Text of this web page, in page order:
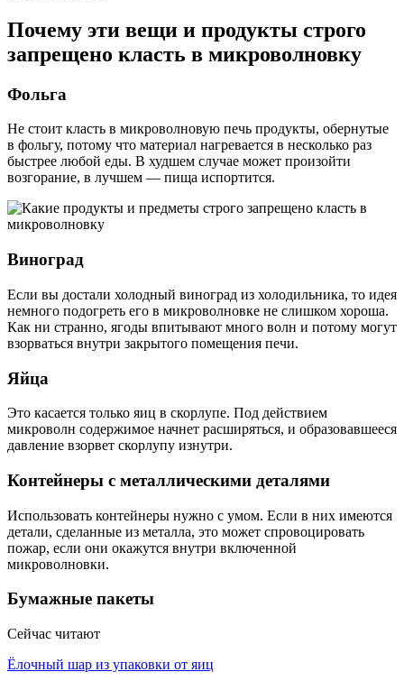
Почему эти вещи и продукты строго
запрещено класть в микроволновку
Фольга
Не стоит класть в микроволновую печь продукты, обернутые
в фольгу, потому что материал нагревается в несколько раз
быстрее любой еды. В худшем случае может произойти
возгорание, в лучшем — пища испортится.
Виноград
Если вы достали холодный виноград из холодильника, то идея
немного подогреть его в микроволновке не слишком хороша.
Как ни странно, ягоды впитывают много волн и потому могут
взорваться внутри закрытого помещения печи.
Яйца
Это касается только яиц в скорлупе. Под действием
микроволн содержимое начнет расширяться, и образовавшееся
давление взорвет скорлупу изнутри.
Контейнеры с металлическими деталями
Использовать контейнеры нужно с умом. Если в них имеются
детали, сделанные из металла, это может спровоцировать
пожар, если они окажутся внутри включенной
микроволновки.
Бумажные пакеты
Сейчас читают
Ёлочный шар из упаковки от яиц